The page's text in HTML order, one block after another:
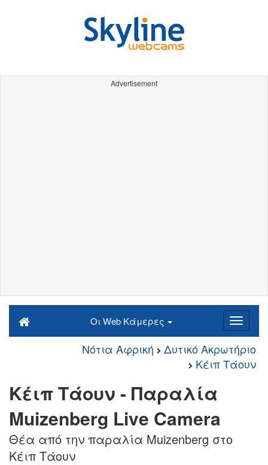
Advertisement
Οι Web Κάμερες
Νότια Αφρική
Δυτικό Ακρωτήριο
Κέιπ Τάουν
Κέιπ Τάουν - Παραλία
Muizenberg Live Camera
Θέα από την παραλία Muizenberg στο
Κέιπ Τάουν